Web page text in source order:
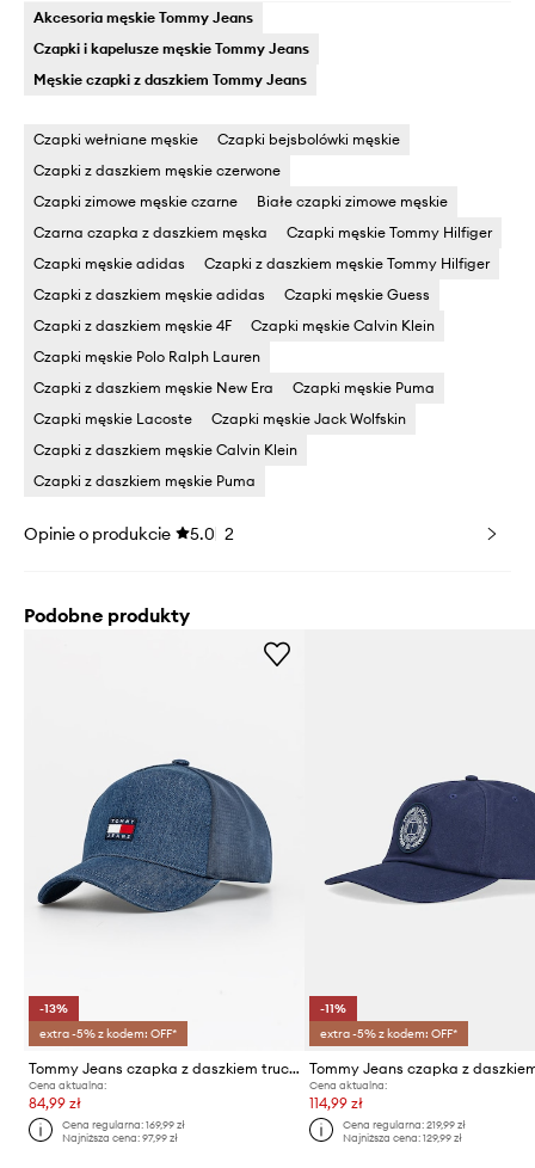
Akcesoria męskie Tommy Jeans
Czapki i kapelusze męskie Tommy Jeans
Męskie czapki z daszkiem Tommy Jeans
Czapki wełniane męskie
Czapki bejsbolówki męskie
Czapki z daszkiem męskie czerwone
Czapki zimowe męskie czarne
Białe czapki zimowe męskie
Czarna czapka z daszkiem męska
Czapki męskie Tommy Hilfiger
Czapki męskie adidas
Czapki z daszkiem męskie Tommy Hilfiger
Czapki z daszkiem męskie adidas
Czapki męskie Guess
Czapki z daszkiem męskie 4F
Czapki męskie Calvin Klein
Czapki męskie Polo Ralph Lauren
Czapki z daszkiem męskie New Era
Czapki męskie Puma
Czapki męskie Lacoste
Czapki męskie Jack Wolfskin
Czapki z daszkiem męskie Calvin Klein
Czapki z daszkiem męskie Puma
Opinie o produkcie 5.0 2
Podobne produkty
-13%
extra -5% z kodem: OFF*
Tommy Jeans czapka z daszkiem trucker męska
Cena aktualna:
84,99 zł
Cena regularna:169,99 zł
Najniższa cena:97,99 zł
-11%
extra -5% z kodem: OFF*
Cena aktualna:
114,99 zł
Cena regularna: 219,99 zł
Najniższa cena: 129,99 zł